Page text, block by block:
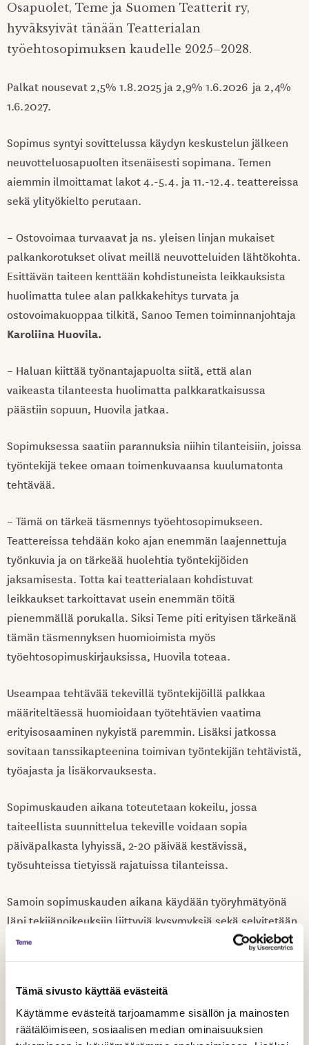
Tämä sivusto käyttää evästeitä
Käytämme evästeitä tarjoamamme sisällön ja mainosten
räätälöimiseen, sosiaalisen median ominaisuuksien
Osapuolet, Teme ja Suomen Teatterit ry,
hyväksyivät tänään Teatterialan
työehtosopimuksen kaudelle 2025–2028.
Palkat nousevat 2,5% 1.8.2025 ja 2,9% 1.6.2026 ja 2,4%
1.6.2027.
Sopimus syntyi sovittelussa käydyn keskustelun jälkeen
neuvotteluosapuolten itsenäisesti sopimana. Temen
aiemmin ilmoittamat lakot 4.-5.4. ja 11.-12.4. teattereissa
sekä ylityökielto perutaan.
– Ostovoimaa turvaavat ja ns. yleisen linjan mukaiset
palkankorotukset olivat meillä neuvotteluiden lähtökohta.
Esittävän taiteen kenttään kohdistuneista leikkauksista
huolimatta tulee alan palkkakehitys turvata ja
ostovoimakuoppaa tilkitä, Sanoo Temen toiminnanjohtaja
Karoliina Huovila.
– Haluan kiittää työnantajapuolta siitä, että alan
vaikeasta tilanteesta huolimatta palkkaratkaisussa
päästiin sopuun, Huovila jatkaa.
Sopimuksessa saatiin parannuksia niihin tilanteisiin, joissa
työntekijä tekee omaan toimenkuvaansa kuulumatonta
tehtävää.
– Tämä on tärkeä täsmennys työehtosopimukseen.
Teattereissa tehdään koko ajan enemmän laajennettuja
työnkuvia ja on tärkeää huolehtia työntekijöiden
jaksamisesta. Totta kai teatterialaan kohdistuvat
leikkaukset tarkoittavat usein enemmän töitä
pienemmällä porukalla. Siksi Teme piti erityisen tärkeänä
tämän täsmennyksen huomioimista myös
työehtosopimuskirjauksissa, Huovila toteaa.
Useampaa tehtävää tekevillä työntekijöillä palkkaa
määriteltäessä huomioidaan työtehtävien vaatima
erityisosaaminen nykyistä paremmin. Lisäksi jatkossa
sovitaan tanssikapteenina toimivan työntekijän tehtävistä,
työajasta ja lisäkorvauksesta.
Sopimuskauden aikana toteutetaan kokeilu, jossa
taiteellista suunnittelua tekeville voidaan sopia
päiväpalkasta lyhyissä, 2-20 päivää kestävissä,
työsuhteissa tietyissä rajatuissa tilanteissa.
Samoin sopimuskauden aikana käydään työryhmätyönä
läpi tekijänoikeuksiin liittyviä kysymyksiä sekä selvitetään
nukketeatteritekijöiden työehtojen ottamista mukaan
työehtosopimukseen.
Lisätiedot Karoliina Huovila puh 040 521 9083
Jaa artikkeli